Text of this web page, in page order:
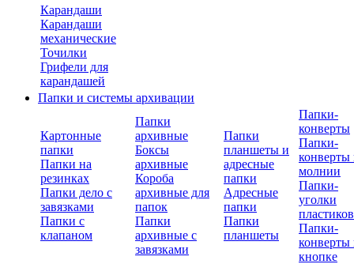
Карандаши
Карандаши
механические
Точилки
Грифели для
карандашей
Папки и системы архивации
Картонные
папки
Папки на
резинках
Папки дело с
завязками
Папки с
клапаном
Папки
архивные
Боксы
архивные
Короба
архивные для
папок
Папки
архивные с
завязками
Папки
планшеты и
адресные
папки
Адресные
папки
Папки
планшеты
Папки-
конверты
Папки-
конверты
молнии
Папки-
уголки
Папки-
конверты
кнопке